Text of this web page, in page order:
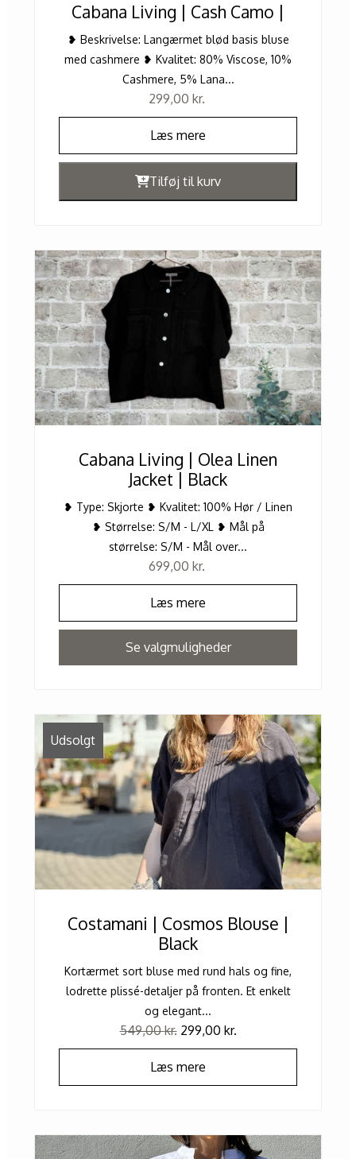
Cabana Living | Cash Camo |
❥ Beskrivelse: Langærmet blød basis bluse
med cashmere ❥ Kvalitet: 80% Viscose, 10%
Cashmere, 5% Lana...
299,00 kr.
Læs mere
Tilføj til kurv
Cabana Living | Olea Linen
Jacket | Black
❥ Type: Skjorte ❥ Kvalitet: 100% Hør / Linen
❥ Størrelse: S/M - L/XL ❥ Mål på
størrelse: S/M - Mål over...
699,00 kr.
Læs mere
Se valgmuligheder
Udsolgt
Costamani | Cosmos Blouse |
Black
Kortærmet sort bluse med rund hals og fine,
lodrette plissé-detaljer på fronten. Et enkelt
og elegant...
549,00kr. 299,00 kr.
Læs mere